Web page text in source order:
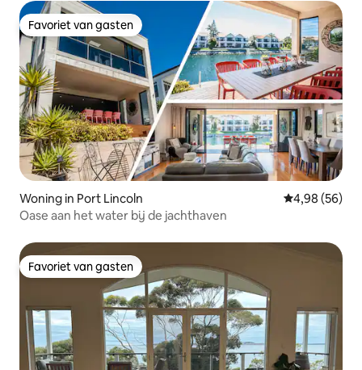
Favoriet van gasten
Favoriet van gasten
Woning in Port Lincoln Gemiddelde
4,98 (56)
Oase aan het water bij de jachthaven
Favoriet van gasten
Favoriet van gasten